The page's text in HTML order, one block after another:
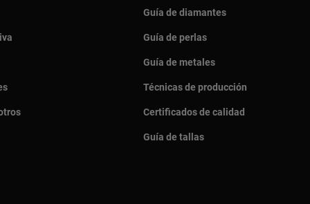
Guía de diamantes
Guía de perlas
Guía de metales
Técnicas de producción
Certificados de calidad
Guía de tallas